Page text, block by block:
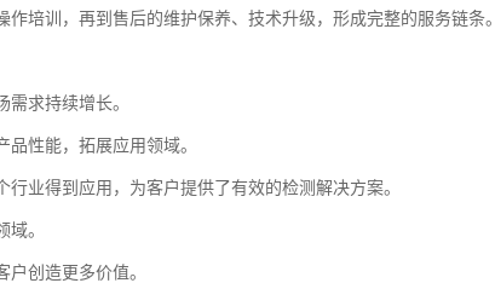
培训，再到售后的维护保养、技术升级，形成完整的服务链条。
求持续增长。
性能，拓展应用领域。
业得到应用，为客户提供了有效的检测解决方案。
。
创造更多价值。